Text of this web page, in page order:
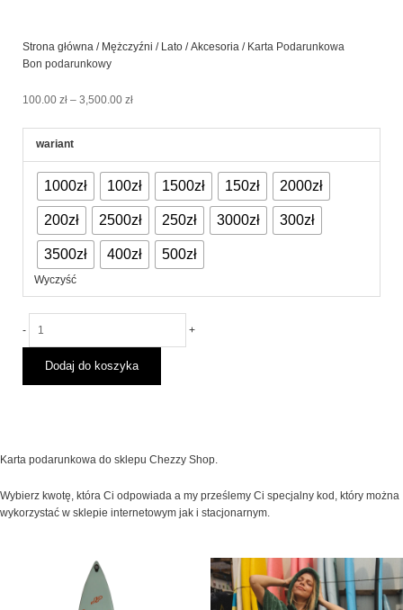
Strona główna / Mężczyźni / Lato /Akcesoria / Karta Podarunkowa
Bon podarunkowy
100.00 zł – 3,500.00 złZakres
3,500.00 zł
wariant
1000zł 100zł 1500zł 150zł 2000zł
200zł 2500zł 250zł 3000zł 300zł
3500zł 400zł 500zł
Wyczyść
-
Podarunkowa
+
Dodaj do koszyka
Karta podarunkowa do sklepu Chezzy Shop.
Wybierz kwotę, która Ci odpowiada a my prześlemy Ci specjalny kod, który można
wykorzystać w sklepie internetowym jak i stacjonarnym.
Pierwotna
wynosiła:
2,769.00 zł.
Aktualna
cena
wynosi:
2,399.00 zł.
Ten
ma